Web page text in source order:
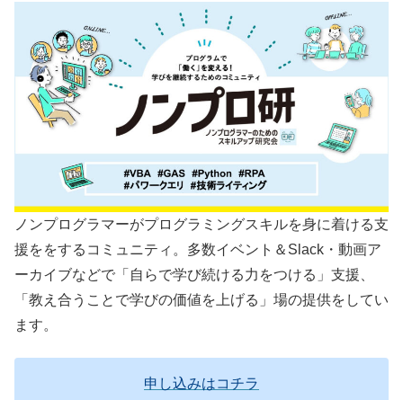
ノンプログラマーがプログラミングスキルを身に着ける支
援ををするコミュニティ。多数イベント＆Slack・動画ア
ーカイブなどで「自らで学び続ける力をつける」支援、
「教え合うことで学びの価値を上げる」場の提供をしてい
ます。
申し込みはコチラ